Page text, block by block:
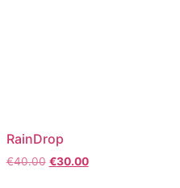
RainDrop
€40.00 €30.00